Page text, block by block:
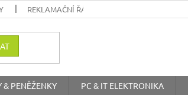
REKLAMAČNÍ ŘÁD
& PENĚŽENKY PC & IT ELEKTRONIKA